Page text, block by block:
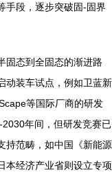
手段，逐步突破固-固界
固态到全固态的渐进路
动装车试点，例如卫蓝新
等国际厂商的研发
年间，但研发竞赛已
持范畴，如中国《新能源
本经济产业省则设立专项